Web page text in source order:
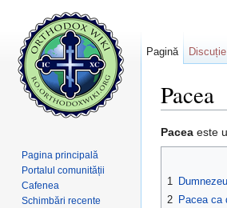
Pacea
Pacea este
1
2 Pacea ca
Pagină Discuție
Pagina principală
Portalul comunității
Cafenea
Schimbări recente